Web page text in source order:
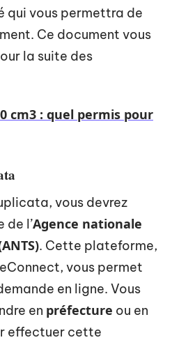
qui vous permettra de
Ce document vous
la suite des
cm3 : quel permis pour
vous devrez
de l’Agence nationale
. Cette plateforme,
vous permet
en ligne. Vous
en préfecture ou en
effectuer cette